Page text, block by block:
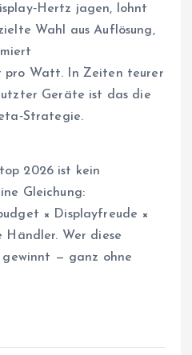
jagen, lohnt
Wahl aus Auflösung,
pro Watt. In Zeiten teurer
Geräte ist das die
2026 ist kein
Gleichung:
× Displayfreude ×
Wer diese
gewinnt — ganz ohne